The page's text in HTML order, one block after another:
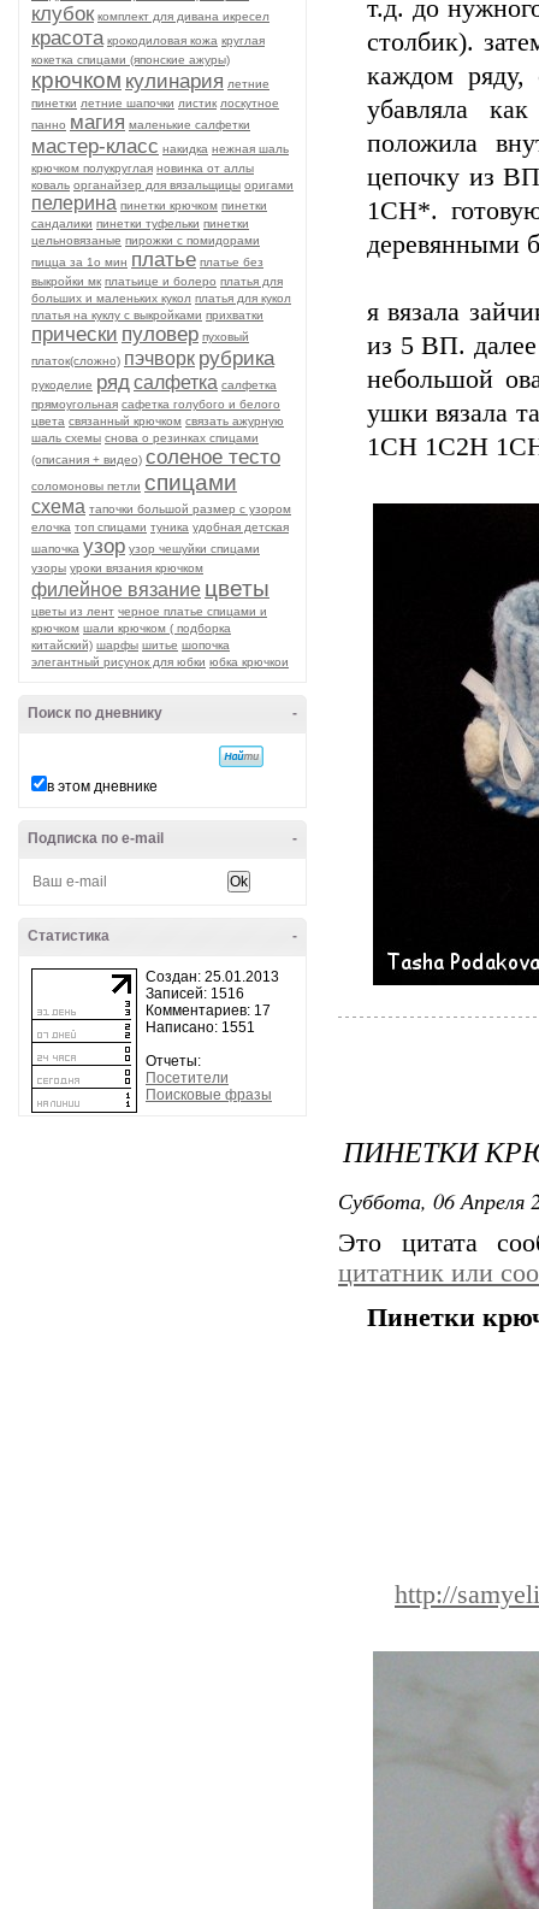
клубок комплект для дивана икресел
красота крокодиловая кожа круглая
кокетка спицами (японские ажуры)
крючком кулинария летние
пинетки летние шапочки листик лоскутное
панно магия маленькие салфетки
мастер-класс накидка нежная шаль
крючком полукруглая новинка от аллы
коваль органайзер для вязальщицы оригами
пелерина пинетки крючком пинетки
сандалики пинетки туфельки пинетки
цельновязаные пирожки с помидорами
пицца за 1о мин платье платье без
выкройки мк платьице и болеро платья для
больших и маленьких кукол платья для кукол
платья на куклу с выкройками прихватки
прически пуловер пуховый
платок(сложно) пэчворк рубрика
рукоделие рядсалфетка салфетка
прямоугольная сафетка голубого и белого
цвета связанный крючком связать ажурную
шаль схемы снова о резинках спицами
(описания + видео) соленое тесто
соломоновы петли спицами
схема тапочки большой размер с узором
елочка топ спицами туника удобная детская
шапочка узор узор чешуйки спицами
узоры уроки вязания крючком
филейное вязание цветы
цветы из лент черное платье спицами и
крючком шали крючком ( подборка
китайский) шарфы шитье шопочка
элегантный рисунок для юбки юбка крючкои
-
Поиск по дневнику
в этом дневнике
-
Подписка по e-mail
-
Статистика
Создан: 25.01.2013
Записей: 1516
Комментариев: 17
Написано: 1551
Отчеты:
Посетители
Поисковые фразы
т.д. до
столбик).
каждом
убавляла
положила
цепочку из
1СН*.
деревянными
я вязала
из 5 ВП. далее
небольшой
ушки вязала
1СН 1С2Н 1СН
ПИНЕТКИ
Суббота, 06 Апреля
Это цитата
цитатник или
Пинетки
http://